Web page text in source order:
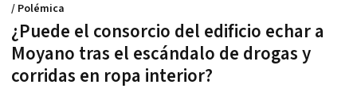
¿Puede el consorcio del edificio echar a
Moyano tras el escándalo de drogas y
corridas en ropa interior?
/ Polémica